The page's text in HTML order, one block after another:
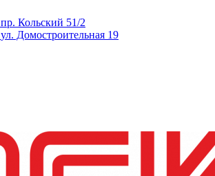
пр. Кольский 51/2
ул. Домостроительная 19